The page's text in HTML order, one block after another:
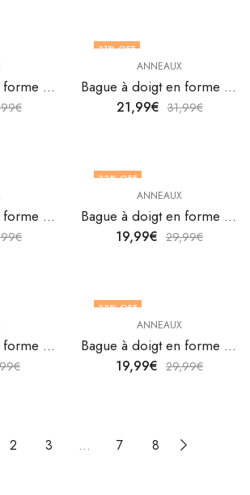
Bague à doigt en forme de cœur en acier inoxydable plaqué or 18K de V&F Jewellers
€
31% OFF
ANNEAUX
Bague à doigt en forme de cœur en acier inoxydable plaqué or 18K de V&F Jewellers
21,99€ 31,99€
Bague à doigt en forme de cœur en acier inoxydable plaqué or 18K de V&F Jewellers
€
33% OFF
ANNEAUX
Bague à doigt en forme de cœur en acier inoxydable plaqué or 18K de V&F Jewellers
19,99€ 29,99€
Bague à doigt en forme de cœur en acier inoxydable plaqué or 18K de V&F Jewellers
€
33% OFF
ANNEAUX
Bague à doigt en forme de cœur en acier inoxydable plaqué or 18K de V&F Jewellers
19,99€ 29,99€
2 3 … 7 8